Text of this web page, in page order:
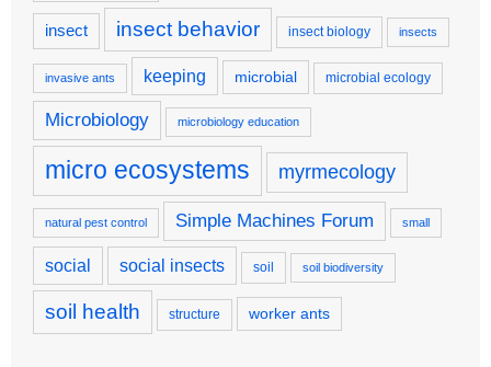
insect insect behavior insect biology insects
invasive ants keeping microbial microbial ecology
Microbiology microbiology education
micro ecosystems myrmecology
natural pest control Simple Machines Forum small
social social insects soil soil biodiversity
soil health structure worker ants